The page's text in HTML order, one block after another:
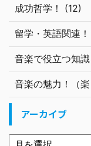
成功哲学！ (12)
留学・英語関連
音楽で役立つ知
音楽の魅力！（
アーカイブ